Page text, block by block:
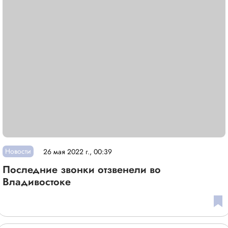
Новости 26 мая 2022 г., 00:39
Последние звонки отзвенели во
Владивостоке